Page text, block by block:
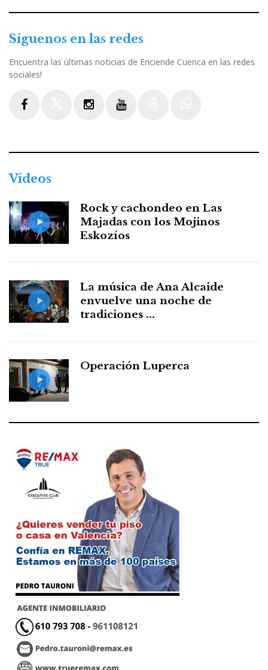
Síguenos en las redes
Encuentra las últimas noticias de Enciende Cuenca en las redes
sociales!
Vídeos
Rock y cachondeo en Las
Majadas con los Mojinos
Eskozíos
La música de Ana Alcaide
envuelve una noche de
tradiciones ...
Operación Luperca